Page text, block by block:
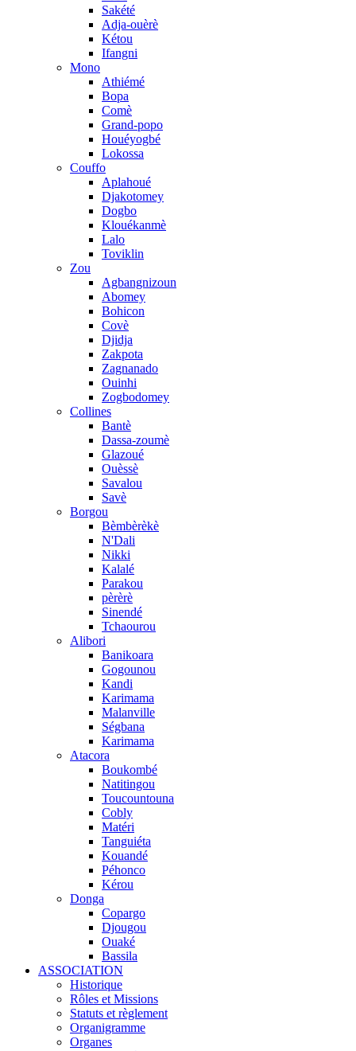
Sakété
Adja-ouèrè
Kétou
Ifangni
Mono
Athiémé
Bopa
Comè
Grand-popo
Houéyogbé
Lokossa
Couffo
Aplahoué
Djakotomey
Dogbo
Klouékanmè
Lalo
Toviklin
Zou
Agbangnizoun
Abomey
Bohicon
Covè
Djidja
Zakpota
Zagnanado
Ouinhi
Zogbodomey
Collines
Bantè
Dassa-zoumè
Glazoué
Ouèssè
Savalou
Savè
Borgou
Bèmbèrèkè
N'Dali
Nikki
Kalalé
Parakou
pèrèrè
Sinendé
Tchaourou
Alibori
Banikoara
Gogounou
Kandi
Karimama
Malanville
Ségbana
Karimama
Atacora
Boukombé
Natitingou
Toucountouna
Cobly
Matéri
Tanguiéta
Kouandé
Péhonco
Kérou
Donga
Copargo
Djougou
Ouaké
Bassila
ASSOCIATION
Historique
Rôles et Missions
Statuts et règlement
Organigramme
Organes